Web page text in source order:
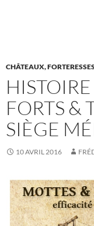
CHÂTEAUX,
FORTS &
SIÈGE
10 AVRIL 2016